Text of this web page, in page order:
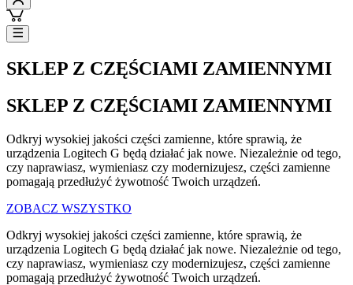
SKLEP Z CZĘŚCIAMI ZAMIENNYMI
SKLEP Z CZĘŚCIAMI ZAMIENNYMI
Odkryj wysokiej jakości części zamienne, które sprawią, że
urządzenia Logitech G będą działać jak nowe. Niezależnie od tego,
czy naprawiasz, wymieniasz czy modernizujesz, części zamienne
pomagają przedłużyć żywotność Twoich urządzeń.
ZOBACZ WSZYSTKO
Odkryj wysokiej jakości części zamienne, które sprawią, że
urządzenia Logitech G będą działać jak nowe. Niezależnie od tego,
czy naprawiasz, wymieniasz czy modernizujesz, części zamienne
pomagają przedłużyć żywotność Twoich urządzeń.